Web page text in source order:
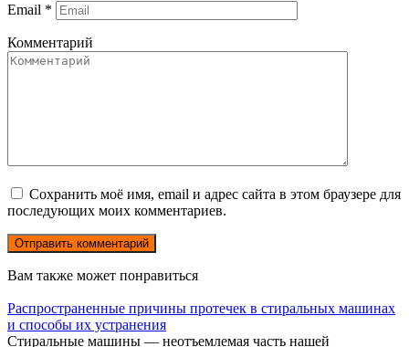
Email *
Комментарий
Сохранить моё имя, email и адрес сайта в этом браузере для
последующих моих комментариев.
Вам также может понравиться
Распространенные причины протечек в стиральных машинах
и способы их устранения
Стиральные машины — неотъемлемая часть нашей